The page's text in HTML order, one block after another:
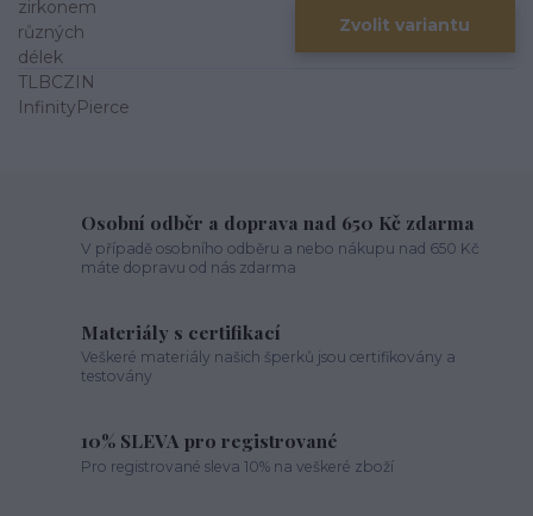
Zvolit variantu
Osobní odběr a doprava nad 650 Kč zdarma
V případě osobního odběru a nebo nákupu nad 650 Kč
máte dopravu od nás zdarma
Materiály s certifikací
Veškeré materiály našich šperků jsou certifikovány a
testovány
10% SLEVA pro registrované
Pro registrované sleva 10% na veškeré zboží